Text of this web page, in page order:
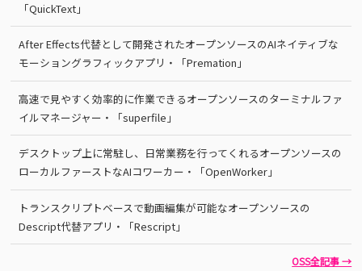
「QuickText」
After Effects代替として開発されたオープンソースのAIネイティブな
モーショングラフィックアプリ・「Premation」
高速で見やすく効率的に作業できるオープンソースのターミナルファ
イルマネージャー・「superfile」
デスクトップ上に常駐し、日常業務を行ってくれるオープンソースの
ローカルファーストなAIコワーカー・「OpenWorker」
トランスクリプトベースで動画編集が可能なオープンソースの
Descript代替アプリ・「Rescript」
OSS全記事 →